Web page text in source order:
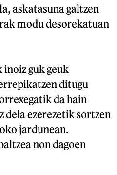
askatasuna galtzen
modu desorekatuan
inoiz guk geuk
ditugu
da hain
dela ezerezetik sortzen
jardunean.
non dagoen